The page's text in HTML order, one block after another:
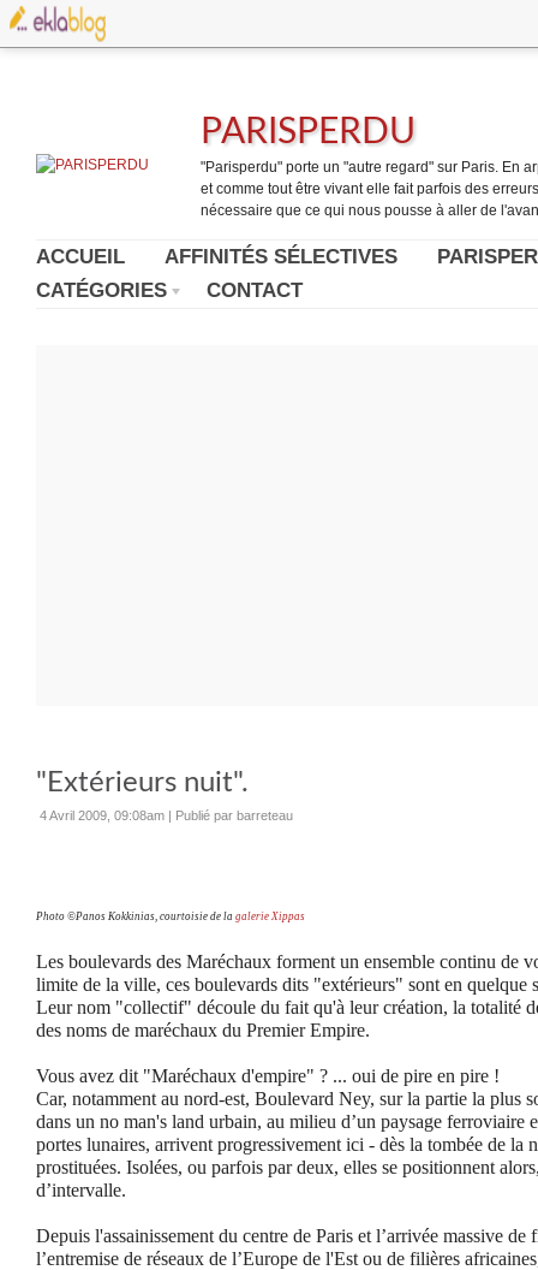
PARISPERDU
"Parisperdu" porte un "autre regard" sur Paris. En
et comme tout être vivant elle fait parfois des
nécessaire que ce qui nous pousse à aller de
ACCUEIL AFFINITÉS SÉLECTIVES
CATÉGORIES
CONTACT
"Extérieurs nuit".
4 Avril 2009, 09:08am | Publié par barreteau
Photo ©Panos Kokkinias, courtoisie de la galerie Xippas
Les boulevards des Maréchaux forment un ensemble continu de
limite de la ville, ces boulevards dits "extérieurs" sont en quelque
Leur nom "collectif" découle du fait qu'à leur création, la totalité
des noms de maréchaux du Premier Empire.
Vous avez dit "Maréchaux d'empire" ? ... oui de pire en pire !
Car, notamment au nord-est, Boulevard Ney, sur la partie la plus
dans un no man's land urbain, au milieu d’un paysage ferroviaire
portes lunaires, arrivent progressivement ici - dès la tombée de la
prostituées. Isolées, ou parfois par deux, elles se positionnent
d’intervalle.
Depuis l'assainissement du centre de Paris et l’arrivée massive de
l’entremise de réseaux de l’Europe de l'Est ou de filières